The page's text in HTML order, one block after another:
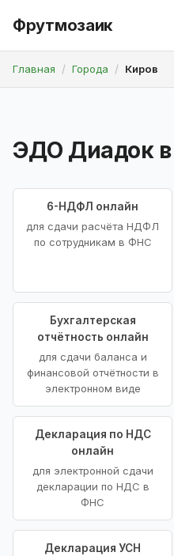
Фрутмозаик
Главная Города Киров
ЭДО Диадок в
6-НДФЛ онлайн
для сдачи расчёта НДФЛ
по сотрудникам в ФНС
Бухгалтерская
отчётность онлайн
для сдачи баланса и
финансовой отчётности в
электронном виде
Декларация по НДС
онлайн
для электронной сдачи
декларации по НДС в
ФНС
Декларация УСН